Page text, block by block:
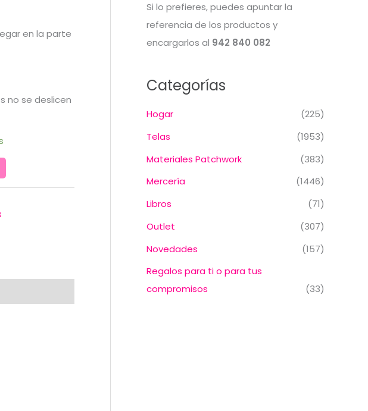
en la parte
no se deslicen
Si lo prefieres, puedes apuntar la
referencia de los productos y
encargarlos al 942 840 082
Categorías
Hogar
(225)
Telas
(1953)
Materiales Patchwork
(383)
Mercería
(1446)
Libros
(71)
Outlet
(307)
Novedades
(157)
Regalos para ti o para tus
compromisos
(33)